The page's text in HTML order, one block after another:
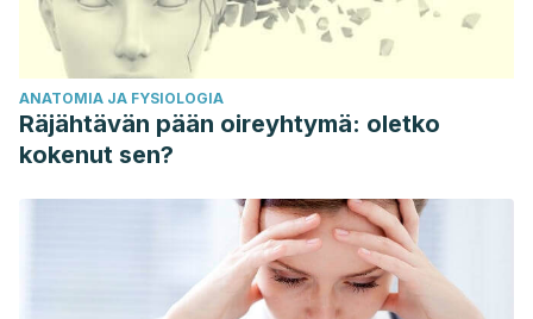
ANATOMIA JA FYSIOLOGIA
Räjähtävän pään oireyhtymä: oletko
kokenut sen?